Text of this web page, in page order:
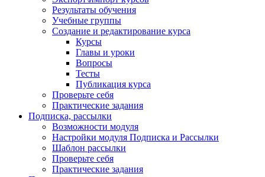
Результаты обучения
Учебные группы
Создание и редактирование курса
Курсы
Главы и уроки
Вопросы
Тесты
Публикация курса
Проверьте себя
Практические задания
Подписка, рассылки
Возможности модуля
Настройки модуля Подписка и Рассылки
Шаблон рассылки
Проверьте себя
Практические задания